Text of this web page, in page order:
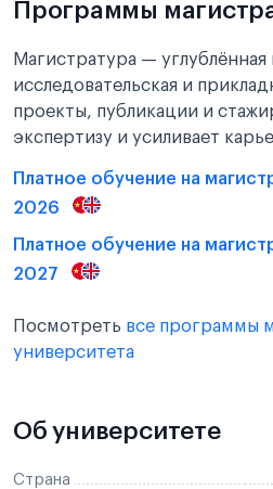
Программы
Магистратура —
исследовательская и
проекты, публикации и
экспертизу и усиливает
Платное обучение на
2026
Платное обучение на
2027
Посмотреть все программы
университета
Об университете
Страна